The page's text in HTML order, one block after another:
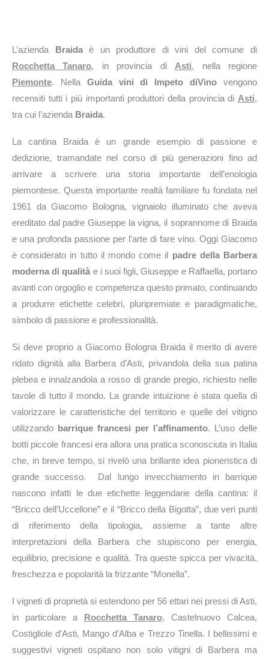
L’azienda Braidaè un produttore di vini del comune di
Rocchetta Tanaro, in provincia di Asti, nella regione
Piemonte. Nella Guida vini di Impeto diVino vengono
recensiti tutti i più importanti produttori della provincia di Asti,
tra cui l’azienda Braida.
La cantina Braida è un grande esempio di passione e
dedizione, tramandate nel corso di più generazioni fino ad
arrivare a scrivere una storia importante dell’enologia
piemontese. Questa importante realtà familiare fu fondata nel
1961 da Giacomo Bologna, vignaiolo illuminato che aveva
ereditato dal padre Giuseppe la vigna, il soprannome di Braida
e una profonda passione per l’arte di fare vino. Oggi Giacomo
è considerato in tutto il mondo come il padre della Barbera
moderna di qualità e i suoi figli, Giuseppe e Raffaella, portano
avanti con orgoglio e competenza questo primato, continuando
a produrre etichette celebri, pluripremiate e paradigmatiche,
simbolo di passione e professionalità.
Si deve proprio a Giacomo Bologna Braida il merito di avere
ridato dignità alla Barbera d’Asti, privandola della sua patina
plebea e innalzandola a rosso di grande pregio, richiesto nelle
tavole di tutto il mondo. La grande intuizione è stata quella di
valorizzare le caratteristiche del territorio e quelle del vitigno
utilizzando barrique francesi per l’affinamento. L’uso delle
botti piccole francesi era allora una pratica sconosciuta in Italia
che, in breve tempo, si rivelò una brillante idea pioneristica di
grande successo. Dal lungo invecchiamento in barrique
nascono infatti le due etichette leggendarie della cantina: il
“Bricco dell’Uccellone” e il “Bricco della Bigotta”, due veri punti
di riferimento della tipologia, assieme a tante altre
interpretazioni della Barbera che stupiscono per energia,
equilibrio, precisione e qualità. Tra queste spicca per vivacità,
freschezza e popolarità la frizzante “Monella”.
I vigneti di proprietà si estendono per 56 ettari nei pressi di Asti,
in particolare a Rocchetta Tanaro, Castelnuovo Calcea,
Costigliole d’Asti, Mango d’Alba e Trezzo Tinella. I bellissimi e
suggestivi vigneti ospitano non solo vitigni di Barbera ma